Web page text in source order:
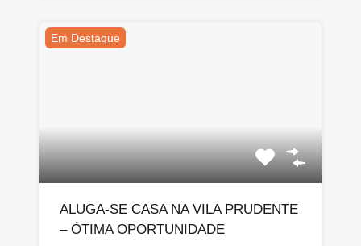
Em Destaque
ALUGA-SE CASA NA VILA PRUDENTE
– ÓTIMA OPORTUNIDADE